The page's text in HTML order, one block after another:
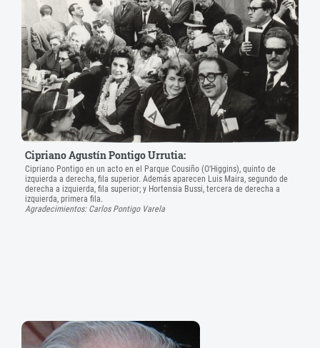
Alejandro Serani Burgos:
Alejandro Serani Burgos con vestimenta de masón.
Agradecimientos: Jorge Serani
Cipriano Agustín Pontigo Urrutia:
Cipriano Pontigo en un acto en el Parque Cousiño (O'Higgins), quinto de
izquierda a derecha, fila superior. Además aparecen Luis Maira, segundo de
derecha a izquierda, fila superior; y Hortensia Bussi, tercera de derecha a
izquierda, primera fila.
Agradecimientos: Carlos Pontigo Varela